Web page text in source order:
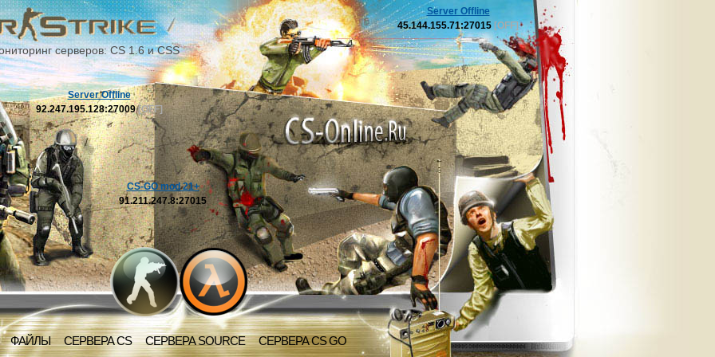
серверов: CS 1.6 и CSS
ФАЙЛЫ СЕРВЕРА CS СЕРВЕРА SOURCE СЕРВЕРА CS GO
Server Offline
92.247.195.128:27009[OFF]
CS-GO mod 21+
91.211.247.8:27015
Server Offline
45.144.155.71:27015 [OFF]